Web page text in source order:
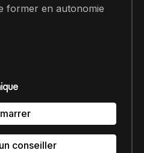
former en autonomie
conseiller